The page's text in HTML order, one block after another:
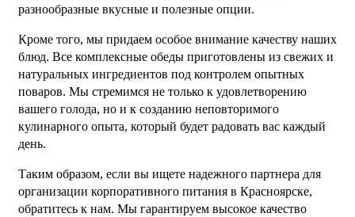
разнообразные вкусные и полезные опции.
Кроме того, мы придаем особое внимание качеству наших
блюд. Все комплексные обеды приготовлены из свежих и
натуральных ингредиентов под контролем опытных
поваров. Мы стремимся не только к удовлетворению
вашего голода, но и к созданию неповторимого
кулинарного опыта, который будет радовать вас каждый
день.
Таким образом, если вы ищете надежного партнера для
организации корпоративного питания в Красноярске,
обратитесь к нам. Мы гарантируем высокое качество